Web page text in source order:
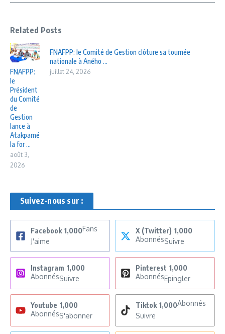
Related Posts
FNAFPP:
le
Président
du Comité
de
Gestion
lance à
Atakpamé
la for ...
août 3,
2026
FNAFPP: le Comité de Gestion clôture sa tournée
nationale à Aného ...
juillet 24, 2026
Suivez-nous sur :
Facebook 1,000Fans
J'aime
X (Twitter) 1,000
AbonnésSuivre
Instagram 1,000
AbonnésSuivre
Pinterest 1,000
AbonnésEpingler
Youtube 1,000
AbonnésS'abonner
Tiktok 1,000Abonnés
Suivre